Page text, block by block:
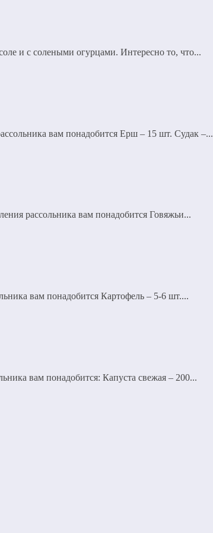
и с солеными огурцами. Интересно то, что...
вам понадобится Ерш – 15 шт. Судак –...
рассольника вам понадобится Говяжьи...
вам понадобится Картофель – 5-6 шт....
вам понадобится: Капуста свежая – 200...